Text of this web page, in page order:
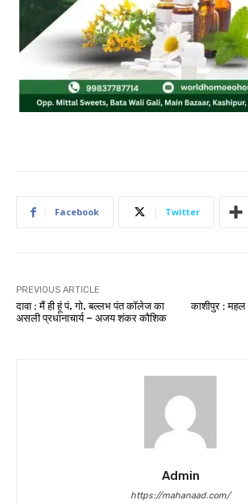
Facebook Twitter
PREVIOUS ARTICLE
दावा : मैं ही हूं पं. गो. बल्लभ पंत कॉलेज का
असली प्रधानाचार्य – अजय शंकर कौशिक
काशीपुर : महल
Admin
https://mahanaad.com/